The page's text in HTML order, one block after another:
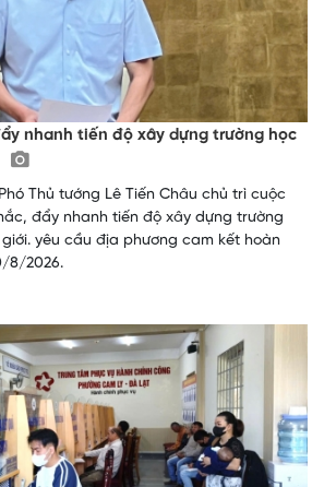
nhanh tiến độ xây dựng trường học
Thủ tướng Lê Tiến Châu chủ trì cuộc
đẩy nhanh tiến độ xây dựng trường
yêu cầu địa phương cam kết hoàn
8/2026.